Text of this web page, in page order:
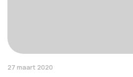
27 maart 2020